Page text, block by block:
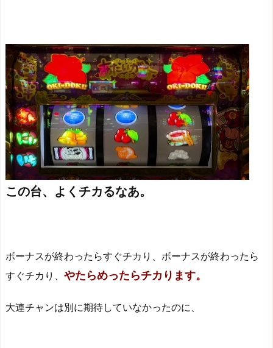
この台、よくチカるなあ。
ボーナスが終わったらすぐチカり、ボーナスが終わったら
すぐチカり、 やたらめったらチカります。
大連チャンは別に期待していなかったのに、